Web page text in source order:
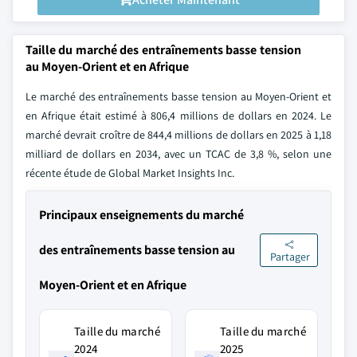
Taille du marché des entraînements basse tension
au Moyen-Orient et en Afrique
Le marché des entraînements basse tension au Moyen-Orient et
en Afrique était estimé à 806,4 millions de dollars en 2024. Le
marché devrait croître de 844,4 millions de dollars en 2025 à 1,18
milliard de dollars en 2034, avec un TCAC de 3,8 %, selon une
récente étude de Global Market Insights Inc.
Principaux enseignements du marché
des entraînements basse tension au
Moyen-Orient et en Afrique
Partager
Taille du marché
2024
Taille du marché
2025